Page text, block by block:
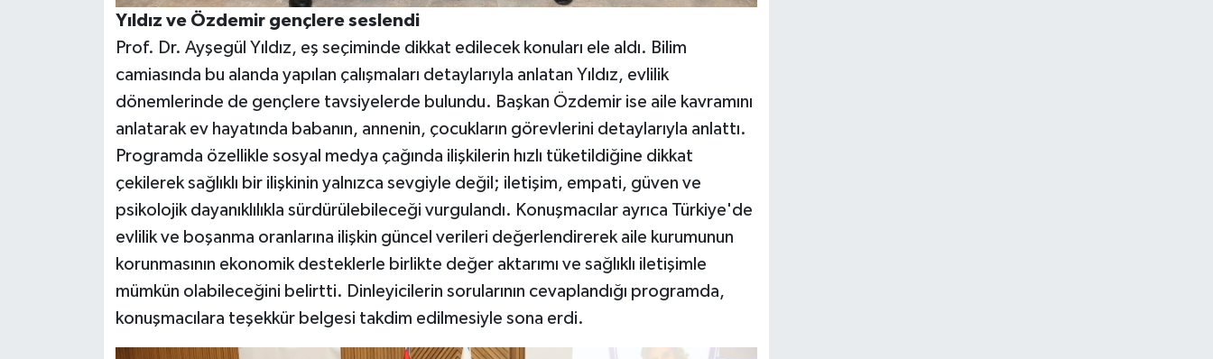
Yıldız ve Özdemir gençlere seslendi
Prof. Dr. Ayşegül Yıldız, eş seçiminde dikkat edilecek konuları ele aldı. Bilim
camiasında bu alanda yapılan çalışmaları detaylarıyla anlatan Yıldız, evlilik
dönemlerinde de gençlere tavsiyelerde bulundu. Başkan Özdemir ise aile kavramını
anlatarak ev hayatında babanın, annenin, çocukların görevlerini detaylarıyla anlattı.
Programda özellikle sosyal medya çağında ilişkilerin hızlı tüketildiğine dikkat
çekilerek sağlıklı bir ilişkinin yalnızca sevgiyle değil; iletişim, empati, güven ve
psikolojik dayanıklılıkla sürdürülebileceği vurgulandı. Konuşmacılar ayrıca Türkiye'de
evlilik ve boşanma oranlarına ilişkin güncel verileri değerlendirerek aile kurumunun
korunmasının ekonomik desteklerle birlikte değer aktarımı ve sağlıklı iletişimle
mümkün olabileceğini belirtti. Dinleyicilerin sorularının cevaplandığı programda,
konuşmacılara teşekkür belgesi takdim edilmesiyle sona erdi.